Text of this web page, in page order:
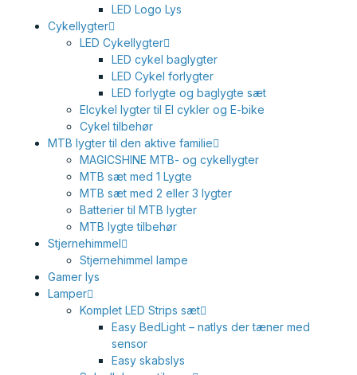
LED Logo Lys
Cykellygter
LED Cykellygter
LED cykel baglygter
LED Cykel forlygter
LED forlygte og baglygte sæt
Elcykel lygter til El cykler og E-bike
Cykel tilbehør
MTB lygter til den aktive familie
MAGICSHINE MTB- og cykellygter
MTB sæt med 1 Lygte
MTB sæt med 2 eller 3 lygter
Batterier til MTB lygter
MTB lygte tilbehør
Stjernehimmel
Stjernehimmel lampe
Gamer lys
Lamper
Komplet LED Strips sæt
Easy BedLight – natlys der tæner med
sensor
Easy skabslys